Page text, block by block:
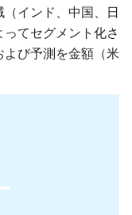
インド、中国、日
てセグメント化さ
び予測を金額（米